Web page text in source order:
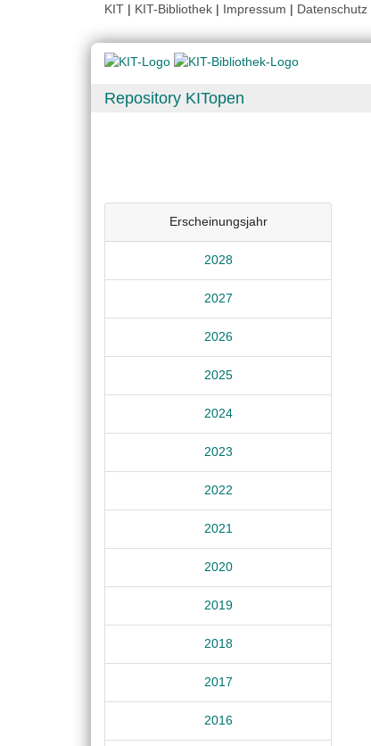
KIT | KIT-Bibliothek | Impressum | Datenschutz
Repository KITopen
Erscheinungsjahr
2028
2027
2026
2025
2024
2023
2022
2021
2020
2019
2018
2017
2016